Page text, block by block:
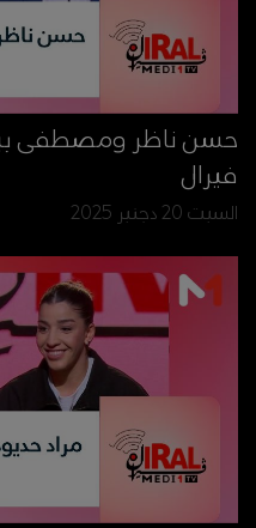
حسن ناظر ومصطفى
فيرال
السبت 20 دجنبر 2025